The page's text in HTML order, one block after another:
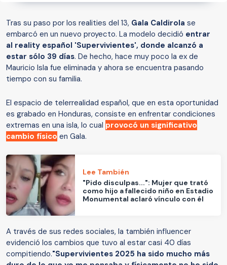
Tras su paso por los realities del 13, Gala Caldirola se
embarcó en un nuevo proyecto. La modelo decidió entrar
al reality español 'Supervivientes', donde alcanzó a
estar sólo 39 días. De hecho, hace muy poco la ex de
Mauricio Isla fue eliminada y ahora se encuentra pasando
tiempo con su familia.
El espacio de telerrealidad español, que en esta oportunidad
es grabado en Honduras, consiste en enfrentar condiciones
extremas en una isla, lo cual provocó un significativo
cambio físico en Gala.
Lee También
"Pido disculpas...": Mujer que trató
como hijo a fallecido niño en Estadio
Monumental aclaró vínculo con él
A través de sus redes sociales, la también influencer
evidenció los cambios que tuvo al estar casi 40 días
compitiendo."Supervivientes 2025 ha sido mucho más